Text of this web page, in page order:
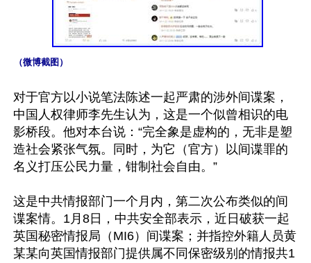
（微博截图）
对于官方以小说笔法陈述一起严肃的涉外间谍案，
中国人权律师李先生认为，这是一个似曾相识的电
影桥段。他对本台说：“完全象是虚构的，无非是塑
造社会紧张气氛。同时，为它（官方）以间谍罪的
名义打压公民力量，钳制社会自由。”
这是中共情报部门一个月内，第二次公布类似的间
谍案情。1月8日，中共安全部表示，近日破获一起
英国秘密情报局（MI6）间谍案；并指控外籍人员黄
某某向英国情报部门提供属不同保密级别的情报共1